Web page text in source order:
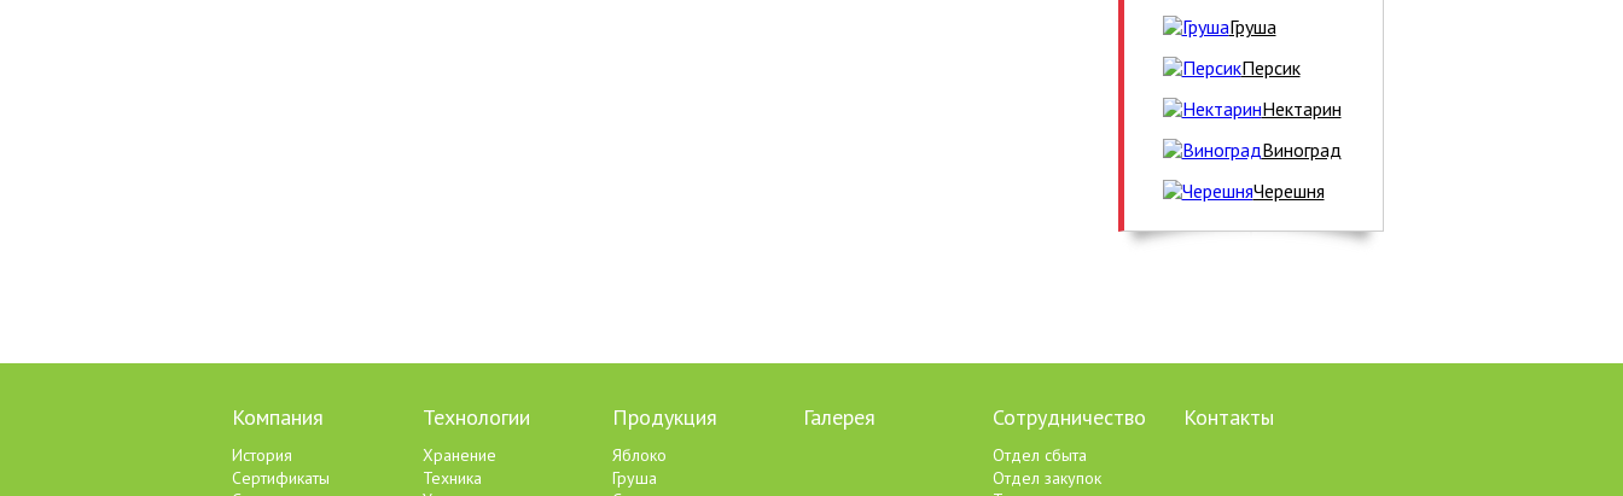
Груша
Персик
Нектарин
Виноград
Черешня
Компания
История
Сертификаты
Технологии
Хранение
Техника
Продукция
Яблоко
Груша
Галерея Сотрудничество
Отдел сбыта
Отдел закупок
Контакты